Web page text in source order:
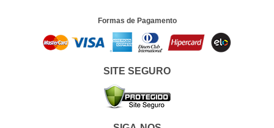
Formas de Pagamento
SITE SEGURO